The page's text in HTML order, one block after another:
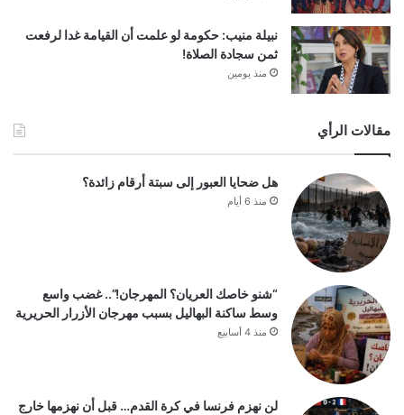
نبيلة منيب: حكومة لو علمت أن القيامة غدا لرفعت
ثمن سجادة الصلاة!
منذ يومين
مقالات الرأي
هل ضحايا العبور إلى سبتة أرقام زائدة؟
منذ 6 أيام
“شنو خاصك العريان؟ المهرجان!”.. غضب واسع
وسط ساكنة البهاليل بسبب مهرجان الأزرار الحريرية
منذ 4 أسابيع
لن نهزم فرنسا في كرة القدم… قبل أن نهزمها خارج